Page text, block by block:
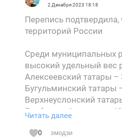
2 Декабря 2023 18:18
Перепись
территорий России
Среди муниципальных
высокий удельный вес
Алексеевский татары –
Бугульминский татары
Верхнеуслонский
Елабужский татары –
Лаишевский татары –
Читать далее
0 эмодзи